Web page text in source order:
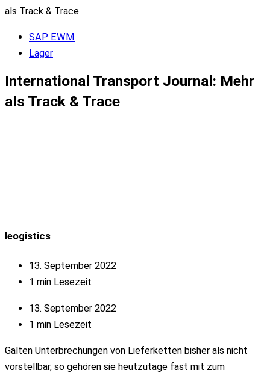
als Track & Trace
SAP EWM
Lager
International Transport Journal: Mehr
als Track & Trace
leogistics
13. September 2022
1 min Lesezeit
13. September 2022
1 min Lesezeit
Galten Unterbrechungen von Lieferketten bisher als nicht
vorstellbar, so gehören sie heutzutage fast mit zum